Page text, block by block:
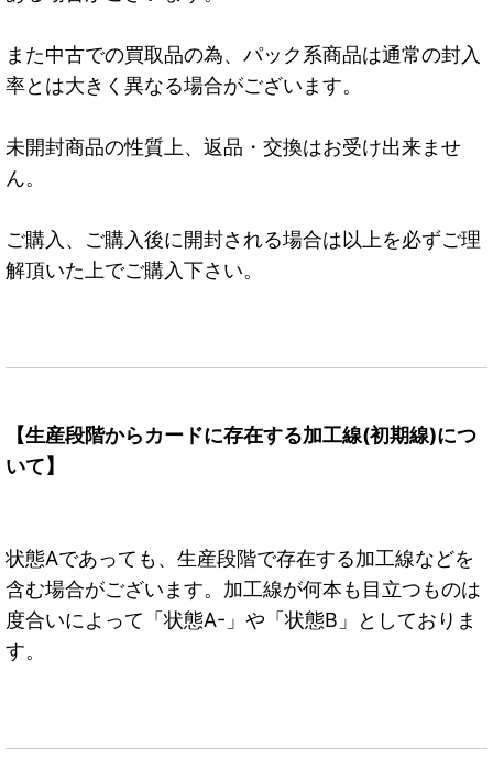
また中古での買取品の為、パック系商品は通常の封入
率とは大きく異なる場合がございます。
未開封商品の性質上、返品・交換はお受け出来ませ
ん。
ご購入、ご購入後に開封される場合は以上を必ずご理
解頂いた上でご購入下さい。
【生産段階からカードに存在する加工線(初期線)につ
いて】
状態Aであっても、生産段階で存在する加工線などを
含む場合がございます。加工線が何本も目立つものは
度合いによって「状態A-」や「状態B」としておりま
す。